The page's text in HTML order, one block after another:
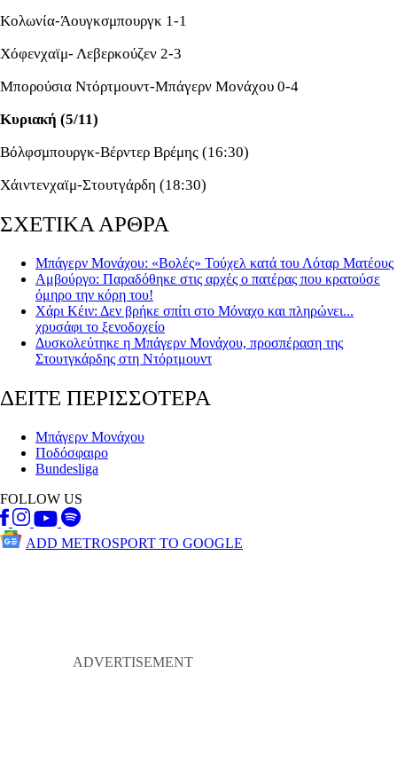
Κολωνία-Άουγκσμπουργκ 1-1
Χόφενχαϊμ- Λεβερκούζεν 2-3
Μπορούσια Ντόρτμουντ-Μπάγερν Μονάχου 0-4
Κυριακή (5/11)
Βόλφσμπουργκ-Βέρντερ Βρέμης (16:30)
Χάιντενχαϊμ-Στουτγάρδη (18:30)
ΣΧΕΤΙΚΑ ΑΡΘΡΑ
Μπάγερν Μονάχου: «Βολές» Τούχελ κατά του Λόταρ Ματέους
Αμβούργο: Παραδόθηκε στις αρχές ο πατέρας που κρατούσε
όμηρο την κόρη του!
Χάρι Κέιν: Δεν βρήκε σπίτι στο Μόναχο και πληρώνει...
χρυσάφι το ξενοδοχείο
Δυσκολεύτηκε η Μπάγερν Μονάχου, προσπέραση της
Στουτγκάρδης στη Ντόρτμουντ
ΔΕΙΤΕ ΠΕΡΙΣΣΟΤΕΡΑ
Μπάγερν Μονάχου
Ποδόσφαιρο
Bundesliga
FOLLOW US
ADD METROSPORT TO GOOGLE